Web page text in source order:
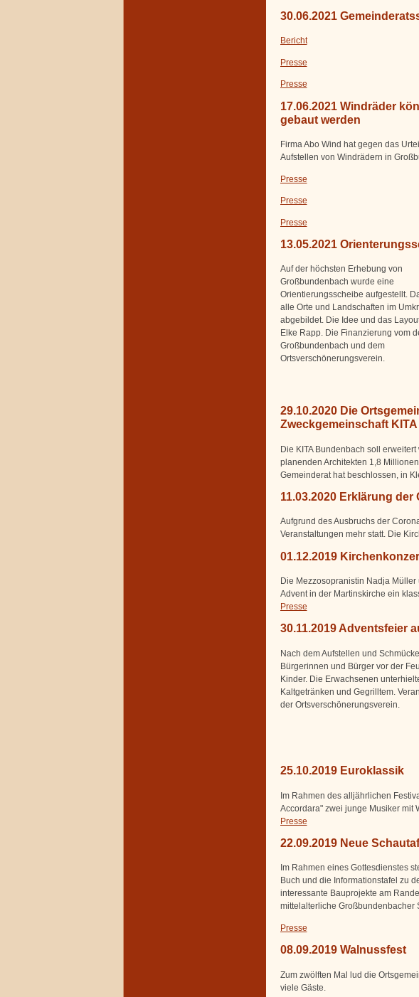
30.06.2021
Bericht
Presse
Presse
17.06.2021 Windräder
gebaut werden
Firma Abo Wind hat gegen das
Aufstellen von Windrädern in
Presse
Presse
Presse
13.05.2021
Auf der höchsten Erhebung von
Großbundenbach wurde eine
Orientierungsscheibe aufgestellt.
alle Orte und Landschaften im
abgebildet. Die Idee und das
Elke Rapp. Die Finanzierung vom
Großbundenbach und dem
Ortsverschönerungsverein.
29.10.2020 Die
Zweckgemeinschaft
Die KITA Bundenbach soll
planenden Architekten 1,8
Gemeinderat hat beschlossen, in
11.03.2020 Erklärung
Aufgrund des Ausbruchs der
Veranstaltungen mehr statt. Die
01.12.2019
Die Mezzosopranistin Nadja
Advent in der Martinskirche ein
Presse
30.11.2019 Adventsfeier
Nach dem Aufstellen und
Bürgerinnen und Bürger vor der
Kinder. Die Erwachsenen
Kaltgetränken und Gegrilltem.
der Ortsverschönerungsverein.
25.10.2019 Euroklassik
Im Rahmen des alljährlichen
Accordara" zwei junge Musiker mit
Presse
22.09.2019 Neue
Im Rahmen eines Gottesdienstes
Buch und die Informationstafel zu
interessante Bauprojekte am
mittelalterliche Großbundenbacher
Presse
08.09.2019 Walnussfest
Zum zwölften Mal lud die
viele Gäste.